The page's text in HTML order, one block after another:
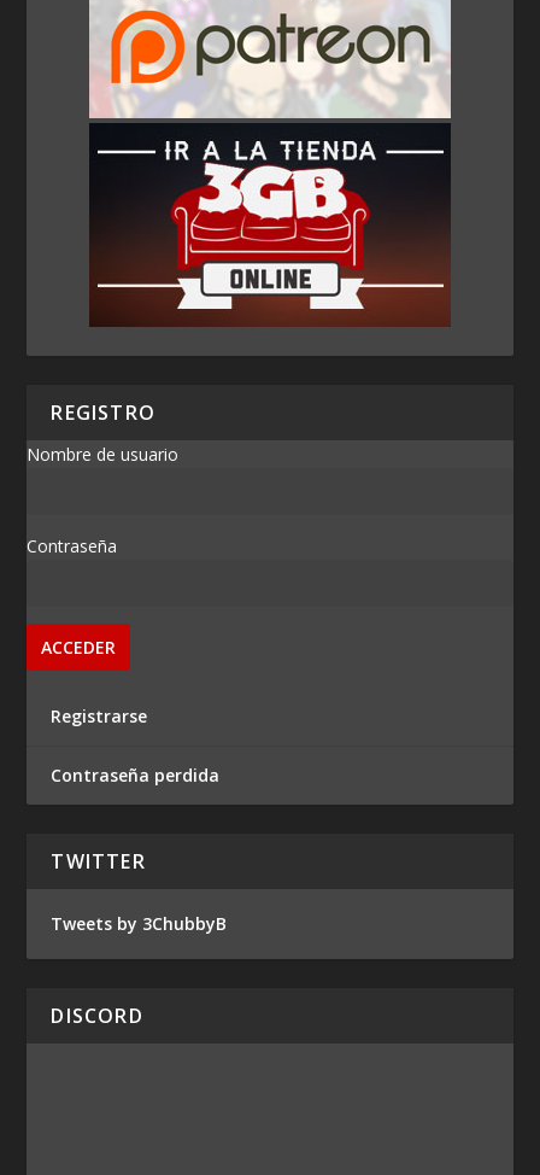
REGISTRO
Nombre de usuario
Contraseña
Registrarse
Contraseña perdida
TWITTER
Tweets by 3ChubbyB
DISCORD